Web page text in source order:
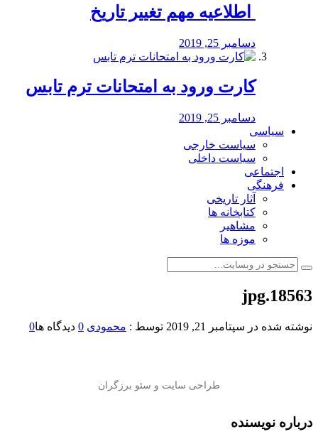
️ اطلاعیه مهم تغییر تاریخ
دسامبر 25, 2019
کارت ورود به امتحانات ترم تابس
دسامبر 25, 2019
سیاسی
سیاست خارجی
سیاست داخلی
اجتماعی
فرهنگی
آثار تاریخی
کتابخانه ها
مشاهیر
موزه ها
18563.jpg
نوشته شده در سپتامبر 21, 2019 توسط : محمودی 0 دیدگاه ها0
درباره نویسنده